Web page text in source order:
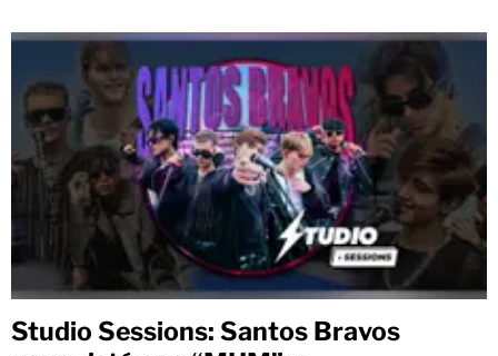
Studio Sessions: Santos Bravos